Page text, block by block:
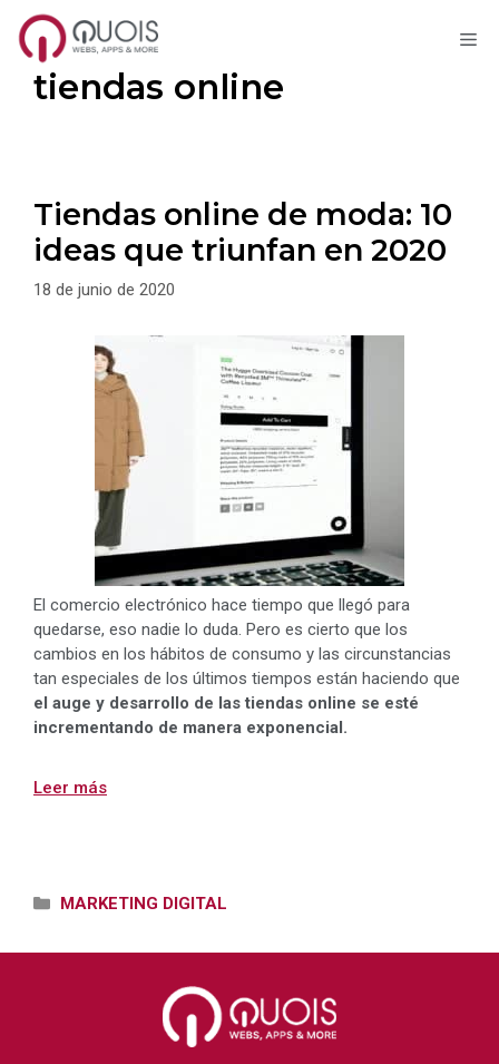
Saltartiendas online
Tiendas online de moda: 10
ideas que triunfan en 2020
18 de junio de 2020
El comercio electrónico hace tiempo que llegó para
quedarse, eso nadie lo duda. Pero es cierto que los
cambios en los hábitos de consumo y las circunstancias
tan especiales de los últimos tiempos están haciendo que
el auge y desarrollo de las tiendas online se esté
incrementando de manera exponencial.
Leer más
Categorías
MARKETING DIGITAL